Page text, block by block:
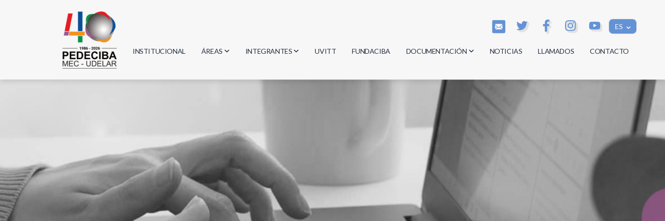
ES
INSTITUCIONAL ÁREAS
Biología
Informática
Química
INTEGRANTES
Investigadores
UVITT FUNDACIBA DOCUMENTACIÓN
Actas
Reglamentos
Documentos
NOTICIAS LLAMADOS CONTACTO